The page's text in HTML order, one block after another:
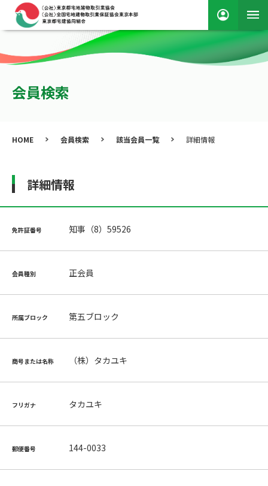
会員検索
HOME 会員検索 該当会員一覧 詳細情報
詳細情報
免許証番号 知事（8）59526
会員種別 正会員
所属ブロック 第五ブロック
商号または名称 （株）タカユキ
フリガナ タカユキ
郵便番号 144-0033